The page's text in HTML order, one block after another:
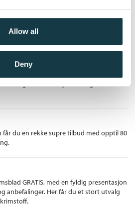
Allow all
Deny
krimbøkene!
du en rekke supre tilbud med opptil 80
GRATIS, med en fyldig presentasjon
anbefalinger. Her får du et stort utvalg